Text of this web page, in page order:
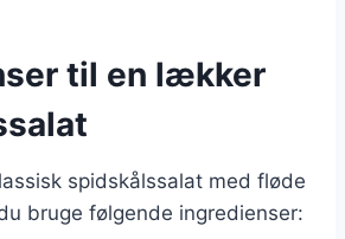
til en lækker
spidskålssalat med fløde
bruge følgende ingredienser: